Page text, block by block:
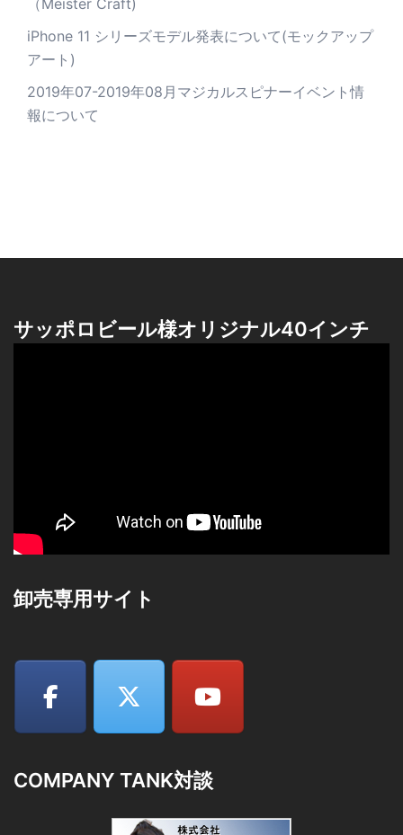
iPhone 11 シリーズモデル発表について(モックアップ
アート)
2019年07-2019年08月マジカルスピナーイベント情
報について
サッポロビール様オリジナル40インチ
卸売専用サイト
COMPANY TANK対談